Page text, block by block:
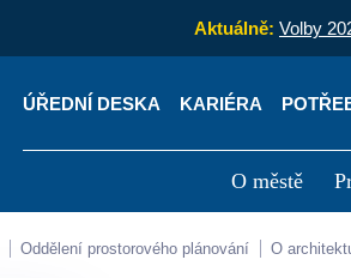
Aktuálně: Volby
ÚŘEDNÍ DESKA KARIÉRA
O městě
Úřední deska
Oddělení prostorového plánování O